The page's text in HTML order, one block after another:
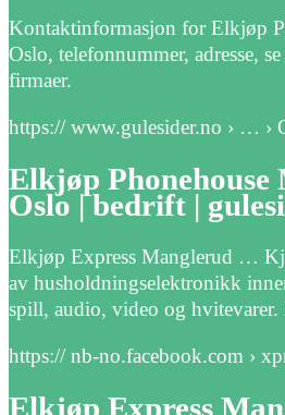
Kontaktinformasjon for Elkjøp
Oslo, telefonnummer, adresse,
firmaer.
https:// www.gulesider.no › … ›
Elkjøp Phonehouse
Oslo | bedrift |
Elkjøp Express Manglerud …
av husholdningselektronikk
spill, audio, video og
https:// nb-no.facebook.com ›
Elkjøp Express